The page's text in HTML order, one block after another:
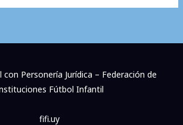
con Personería Jurídica – Federación de
Fútbol Infantil
fifi.uy